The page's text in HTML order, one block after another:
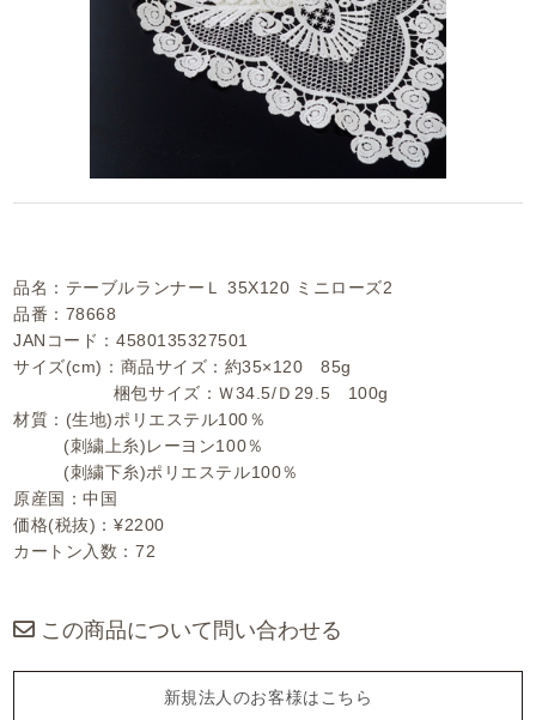
品名：テーブルランナーＬ 35X120 ミニローズ2
品番：78668
JANコード：4580135327501
サイズ(cm)：商品サイズ：約35×120 85g
梱包サイズ：Ｗ34.5/Ｄ29.5 100g
材質：(生地)ポリエステル100％
(刺繍上糸)レーヨン100％
(刺繍下糸)ポリエステル100％
原産国：中国
価格(税抜)：¥2200
カートン入数：72
この商品について問い合わせる
新規法人のお客様はこちら